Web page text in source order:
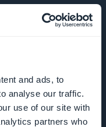
and ads, to
analyse our traffic.
use of our site with
partners who